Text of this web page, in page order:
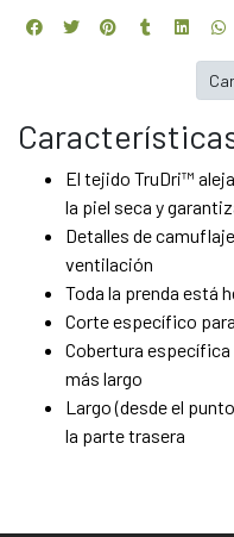
El tejido TruDri™
la piel seca y
Detalles de
ventilación
Toda la prenda está
Corte específico
Cobertura
más largo
Largo (desde el
la parte trasera